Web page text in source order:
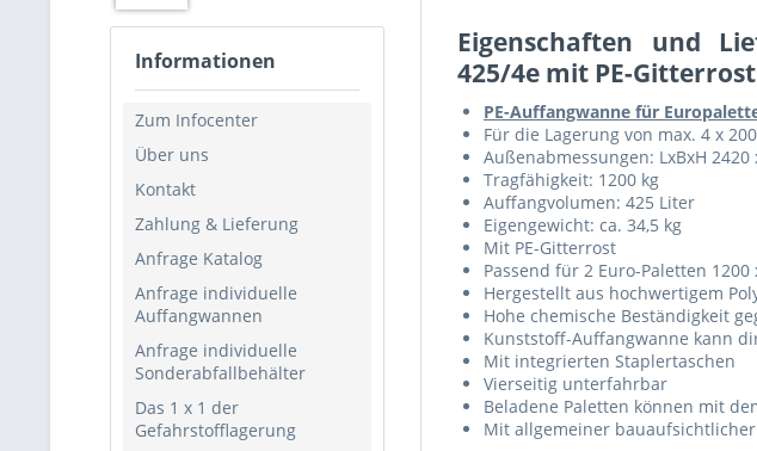
Informationen
Zum Infocenter
Über uns
Kontakt
Zahlung & Lieferung
Anfrage Katalog
Anfrage individuelle
Auffangwannen
Anfrage individuelle
Sonderabfallbehälter
Das 1 x 1 der
Gefahrstofflagerung
Eigenschaften und
425/4e mit PE-Gitterrost
PE-Auffangwanne für
Für die Lagerung von max. 4 x
Außenabmessungen: LxBxH 2420
Tragfähigkeit: 1200 kg
Auffangvolumen: 425 Liter
Eigengewicht: ca. 34,5 kg
Mit PE-Gitterrost
Passend für 2 Euro-Paletten 1200
Hergestellt aus hochwertigem
Hohe chemische Beständigkeit
Kunststoff-Auffangwanne kann
Mit integrierten Staplertaschen
Vierseitig unterfahrbar
Beladene Paletten können mit
Mit allgemeiner bauaufsichtlicher